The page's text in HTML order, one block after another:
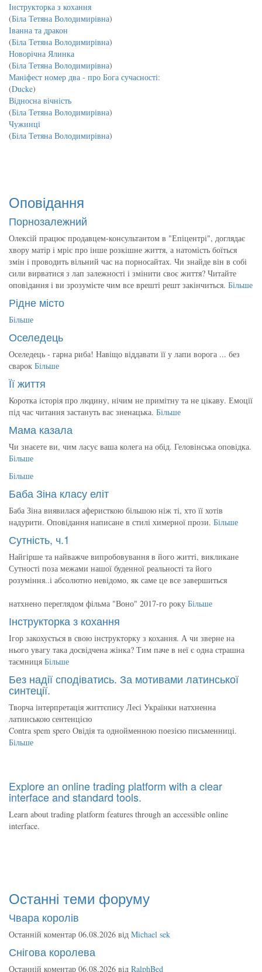
Інструкторка з кохання
(Біла Тетяна Володимирівна)
Іванна та дракон
(Біла Тетяна Володимирівна)
Новорічна Ялинка
(Біла Тетяна Володимирівна)
Маніфест номер два - про Бога сучасності:
(Ducke)
Відносна вічність
(Біла Тетяна Володимирівна)
Чужинці
(Біла Тетяна Володимирівна)
Оповідання
Порнозалежний
Олексій працює продавцем-консультантом в "Епіцентрі", доглядає
хвору матір і мріє про інше розкішне життя, а натомість боїться
змін і проводить вільний час на порносайтах. Чи знайде він в собі
сили вирватися з лап залежності і змінити своє життя? Читайте
оповідання і ви зрозумієте чим все врешті решт закінчиться. Більше
Рідне місто
Більше
Оселедець
Оселедець - гарна риба! Навіщо віддавати її у лапи ворога ... без
сварок Більше
Її життя
Коротка історія про людину, нічим не примітну та не цікаву. Емоції
під час читання застануть вас зненацька. Більше
Мама казала
Чи знаєете ви, чим ласує ваша колега на обід. Геловінська оповідка.
Більше
Більше
Баба Зіна класу еліт
Баба Зіна виявилася аферисткою більшою ніж ті, хто її хотів
надурити. Оповідання написане в стилі химерної прози. Більше
Сутність, ч.1
Найгірше та найважче випробовування в його житті, викликане
Сутності поза межами нашої буденної реальності та його
розуміння..і абсолютно невідомо, як саме це все завершиться
натхнено переглядом фільма "Воно" 2017-го року Більше
Інструкторка з кохання
Ігор закохується в свою інструкторку з кохання. А чи зверне на
нього увагу така досвідчена жінка? Тим паче в неї є одна страшна
таємниця Більше
Без надії сподіватись. За мотивами латинської
синтеції.
Творча інтерпретація життєпису Лесі Українки натхненна
латинською сентенцією
Contra spem spero Овідія та однойменною поезією письменниці.
Більше
Explore an online trading platform with a clear
interface and standard tools.
Learn about trading platform features through an accessible online
interface.
Останні теми форуму
Чвара королів
Останній коментар 06.08.2026 від Michael sek
Снігова королева
Останній коментар 06.08.2026 від RalphBed